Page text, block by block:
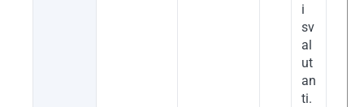
i
sv
al
ut
an
ti.